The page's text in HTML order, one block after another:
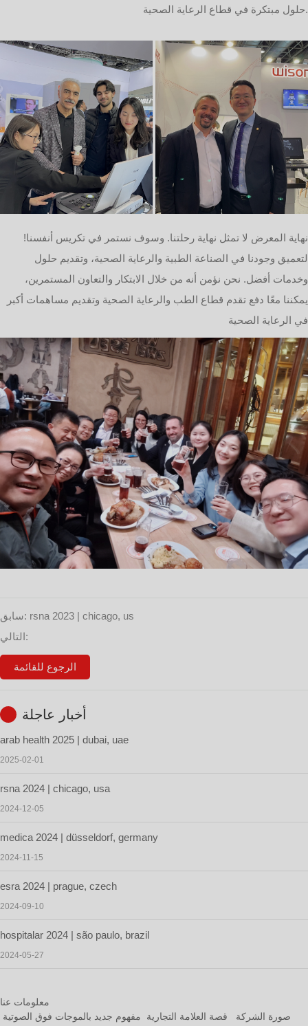
حلول مبتكرة في قطاع الرعاية الصحية.
!نهاية المعرض لا تمثل نهاية رحلتنا. وسوف نستمر في تكريس أنفسنا
لتعميق وجودنا في الصناعة الطبية والرعاية الصحية، وتقديم حلول
وخدمات أفضل. نحن نؤمن أنه من خلال الابتكار والتعاون المستمرين،
يمكننا معًا دفع تقدم قطاع الطب والرعاية الصحية وتقديم مساهمات أكبر
في الرعاية الصحية
سابق: rsna 2023 | chicago, us
التالي:
الرجوع للقائمة
أخبار عاجلة
arab health 2025 | dubai, uae
2025-02-01
rsna 2024 | chicago, usa
2024-12-05
medica 2024 | düsseldorf, germany
2024-11-15
esra 2024 | prague, czech
2024-09-10
hospitalar 2024 | são paulo, brazil
2024-05-27
معلومات عنا
صورة الشركة
قصة العلامة التجارية
مفهوم جديد بالموجات فوق الصوتية